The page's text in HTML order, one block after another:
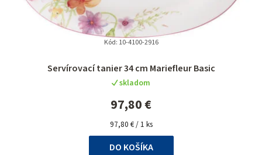
Servírovací tanier 34 cm Mariefleur Basic
skladom
97,80 €
Jednotková
cena:
97,80 € / 1 ks
DO KOŠÍKA
Kód: 10-4100-2916